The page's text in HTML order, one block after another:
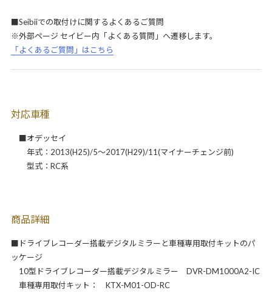
■Seibiiでの取付けに関するよくあるご質問
※外部ページ セイビー内「よくある質問」へ遷移します。
「よくあるご質問」はこちら
対応車種
■オデッセイ
年式：2013(H25)/5～2017(H29)/11(マイナーチェンジ前)
型式：RC系
商品詳細
■ドライブレコーダー搭載デジタルミラーと車種専用取付キットのパ
ッケージ
10型ドライブレコーダー搭載デジタルミラー DVR-DM1000A2-IC
車種専用取付キット： KTX-M01-OD-RC